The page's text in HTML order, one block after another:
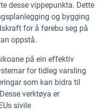
desse vippepunkta. Dette
og bygging
for å førebu seg på
oppstå.
på ein effektiv
for tidleg varsling
som kan bidra til
verktøya er
sivile